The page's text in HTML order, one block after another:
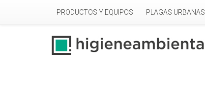
PRODUCTOS Y EQUIPOS PLAGAS URBANAS